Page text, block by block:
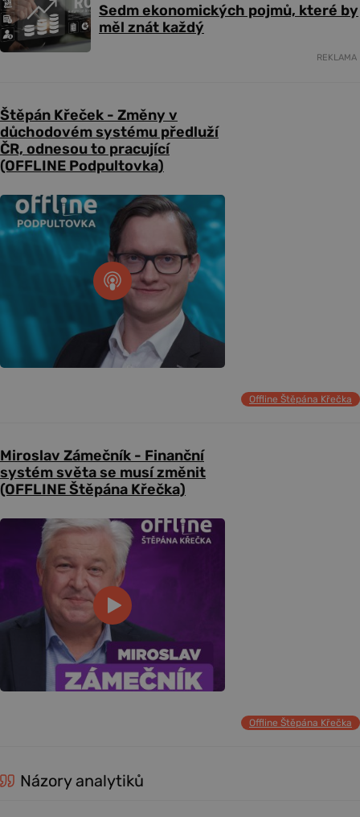
Sedm ekonomických pojmů, které by
měl znát každý
REKLAMA
Štěpán Křeček - Změny v
důchodovém systému předluží
ČR, odnesou to pracující
(OFFLINE Podpultovka)
Offline Štěpána Křečka
Miroslav Zámečník - Finanční
systém světa se musí změnit
(OFFLINE Štěpána Křečka)
Offline Štěpána Křečka
Názory analytiků